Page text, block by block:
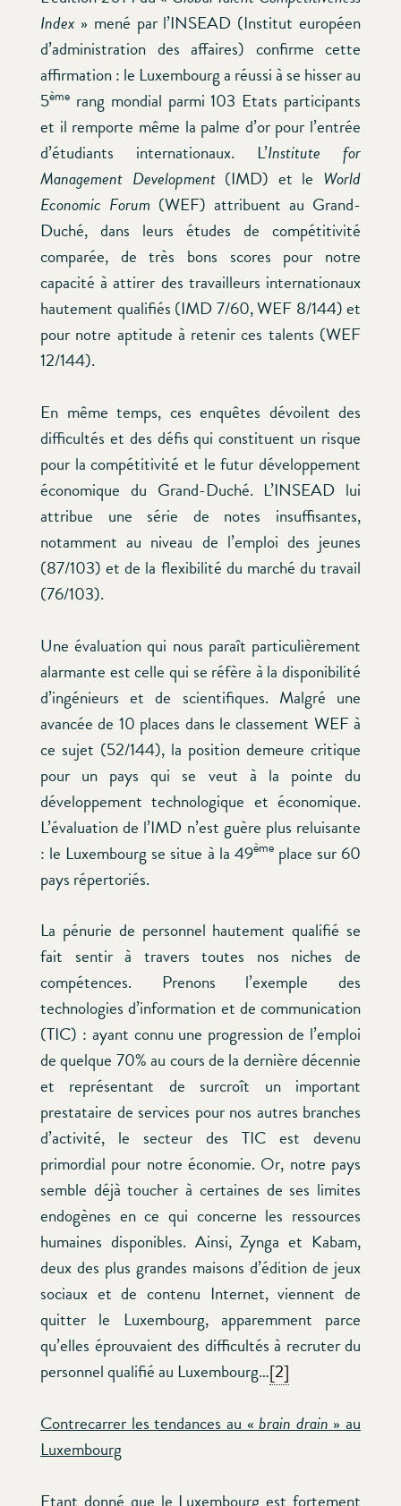
Index » mené par l’INSEAD (Institut européen
d’administration des affaires) confirme cette
affirmation : le Luxembourg a réussi à se hisser au
5ème rang mondial parmi 103 Etats participants
et il remporte même la palme d’or pour l’entrée
d’étudiants internationaux. L’Institute for
Management Development (IMD) et le World
Economic Forum (WEF) attribuent au Grand-
Duché, dans leurs études de compétitivité
comparée, de très bons scores pour notre
capacité à attirer des travailleurs internationaux
hautement qualifiés (IMD 7/60, WEF 8/144) et
pour notre aptitude à retenir ces talents (WEF
12/144).
En même temps, ces enquêtes dévoilent des
difficultés et des défis qui constituent un risque
pour la compétitivité et le futur développement
économique du Grand-Duché. L’INSEAD lui
attribue une série de notes insuffisantes,
notamment au niveau de l’emploi des jeunes
(87/103) et de la flexibilité du marché du travail
(76/103).
Une évaluation qui nous paraît particulièrement
alarmante est celle qui se réfère à la disponibilité
d’ingénieurs et de scientifiques. Malgré une
avancée de 10 places dans le classement WEF à
ce sujet (52/144), la position demeure critique
pour un pays qui se veut à la pointe du
développement technologique et économique.
L’évaluation de l’IMD n’est guère plus reluisante
: le Luxembourg se situe à la 49èmeplace sur 60
pays répertoriés.
La pénurie de personnel hautement qualifié se
fait sentir à travers toutes nos niches de
compétences. Prenons l’exemple des
technologies d’information et de communication
(TIC) : ayant connu une progression de l’emploi
de quelque 70% au cours de la dernière décennie
et représentant de surcroît un important
prestataire de services pour nos autres branches
d’activité, le secteur des TIC est devenu
primordial pour notre économie. Or, notre pays
semble déjà toucher à certaines de ses limites
endogènes en ce qui concerne les ressources
humaines disponibles. Ainsi, Zynga et Kabam,
deux des plus grandes maisons d’édition de jeux
sociaux et de contenu Internet, viennent de
quitter le Luxembourg, apparemment parce
qu’elles éprouvaient des difficultés à recruter du
personnel qualifié au Luxembourg…[2]
Contrecarrer les tendances au «brain drain» au
Luxembourg